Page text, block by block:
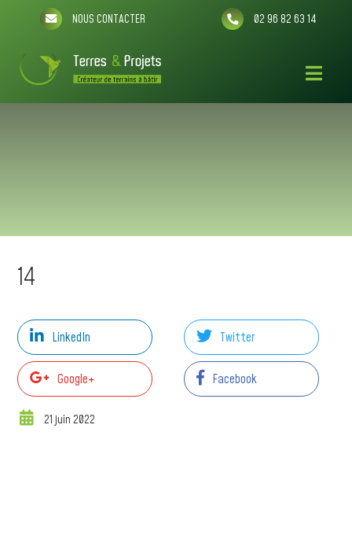
NOUS CONTACTER 02 96 82 63 14
14
LinkedIn Twitter
Google+ Facebook
21 juin 2022